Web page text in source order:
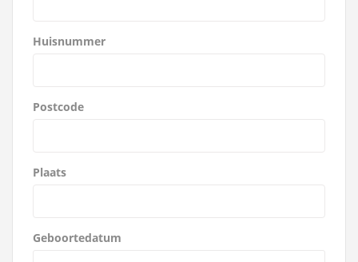
Huisnummer
Postcode
Plaats
Geboortedatum